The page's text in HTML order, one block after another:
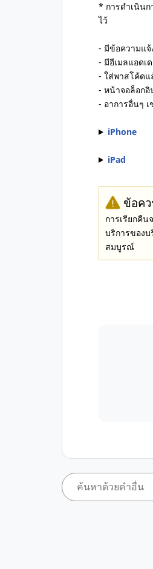
* การดำเนินก
ไว้
- มีข้อความแจ้
- มีอีเมลแอดเ
- ใส่พาสโค้ด
- หน้าจอล็อก
- อาการอื่นๆ
iPhone
iPad
ข้อคว
การเรียกคื
บริการของ
สมบูรณ์